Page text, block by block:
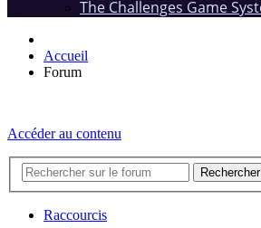
The Challenges Game
Accueil
Forum
Accéder au contenu
Rechercher
Raccourcis